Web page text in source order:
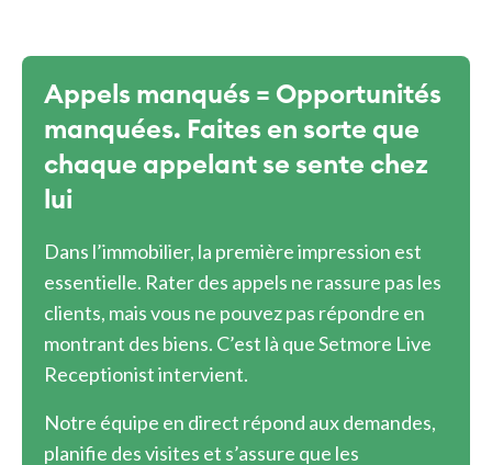
Appels manqués = Opportunités
manquées. Faites en sorte que
chaque appelant se sente chez
lui
Dans l’immobilier, la première impression est
essentielle. Rater des appels ne rassure pas les
clients, mais vous ne pouvez pas répondre en
montrant des biens. C’est là que Setmore Live
Receptionist intervient.
Notre équipe en direct répond aux demandes,
planifie des visites et s’assure que les